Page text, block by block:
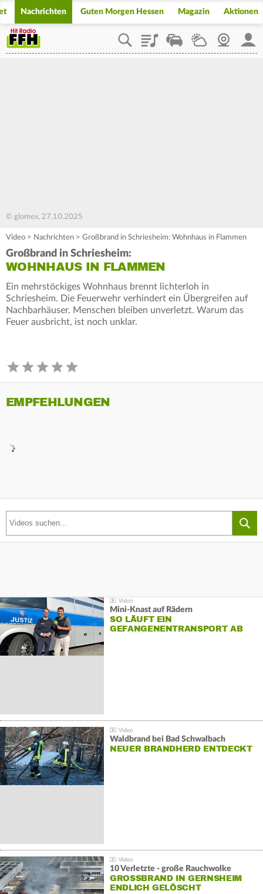
Nachrichten Guten Morgen Hessen Magazin Aktionen
PlaylistStaupilotWetterWebcam
© glomex, 27.10.2025
Video > Nachrichten > Großbrand in Schriesheim: Wohnhaus in Flammen
Großbrand in Schriesheim:
WOHNHAUS IN FLAMMEN
Ein mehrstöckiges Wohnhaus brennt lichterloh in
Schriesheim. Die Feuerwehr verhindert ein Übergreifen auf
Nachbarhäuser. Menschen bleiben unverletzt. Warum das
Feuer ausbricht, ist noch unklar.
EMPFEHLUNGEN
Mini-Knast auf Rädern
SO LÄUFT EIN
GEFANGENENTRANSPORT AB
Waldbrand bei Bad Schwalbach
NEUER BRANDHERD ENTDECKT
10 Verletzte - große Rauchwolke
GROSSBRAND IN GERNSHEIM E
NDLICH GELÖSCHT